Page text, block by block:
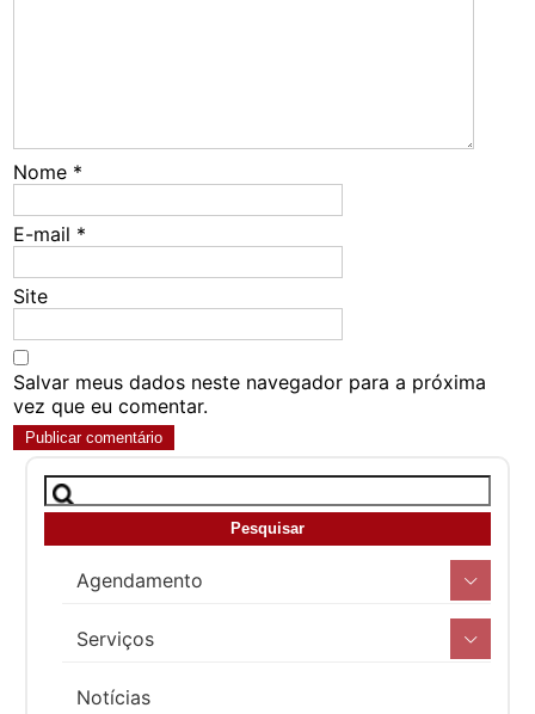
Nome *
E-mail *
Site
Salvar meus dados neste navegador para a próxima
vez que eu comentar.
Agendamento
Serviços
Notícias